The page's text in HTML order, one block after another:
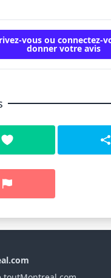
vous ou connectez-
donner votre avis